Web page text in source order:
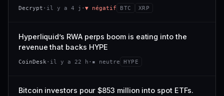
CONFIANCE
Decrypt · il y a 4 j · ▼ négatif BTC XRP
Hyperliquid’s RWA perps boom is eating into the
revenue that backs HYPE
CoinDesk · il y a 22 h · ▪ neutre HYPE
Bitcoin investors pour $853 million into spot ETFs.